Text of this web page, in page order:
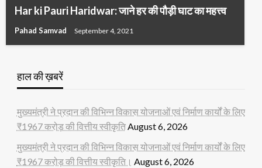
Har ki Pauri Haridwar: जाने हर की पौड़ी घाट का महत्त्व
Pahad Samvad September 4, 2021
हाल की ख़बरें
मुख्यमंत्री ने प्रदान की विभिन्न विकास योजनाओं एवं निर्माण कार्यों के लिए
₹1967 करोड़ की वित्तीय स्वीकृतिAugust 6, 2026
मुख्यमंत्री ने प्रदान की विभिन्न विकास योजनाओं एवं निर्माण कार्यों के लिए
₹1967 करोड़ की वित्तीय स्वीकृति। August 6, 2026